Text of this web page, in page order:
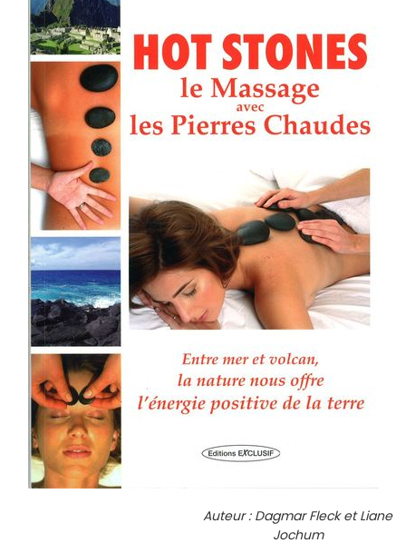
Auteur : Dagmar Fleck et Liane
Jochum